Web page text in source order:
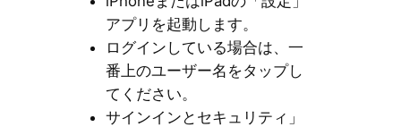
アプリを起動します。
ログインしている場合は、一
番上のユーザー名をタップし
てください。
サインインとセキュリティ」